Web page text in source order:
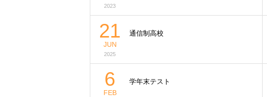
2023
21
JUN
2025
通信制高校
6
FEB
学年末テスト